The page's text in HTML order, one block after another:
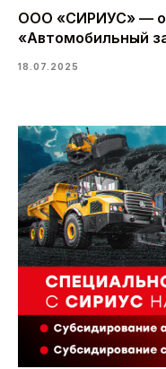
ООО «СИРИУС» —
«Автомобильный
18.07.2025